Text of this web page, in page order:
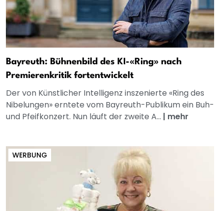
Bayreuth: Bühnenbild des KI-«Ring» nach
Premierenkritik fortentwickelt
Der von Künstlicher Intelligenz inszenierte «Ring des
Nibelungen» erntete vom Bayreuth-Publikum ein Buh-
und Pfeifkonzert. Nun läuft der zweite A... | mehr
WERBUNG